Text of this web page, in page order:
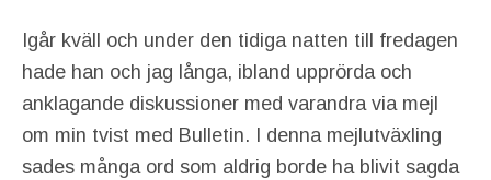
Igår kväll och under den tidiga natten till fredagen
hade han och jag långa, ibland upprörda och
anklagande diskussioner med varandra via mejl
om min tvist med Bulletin. I denna mejlutväxling
sades många ord som aldrig borde ha blivit sagda